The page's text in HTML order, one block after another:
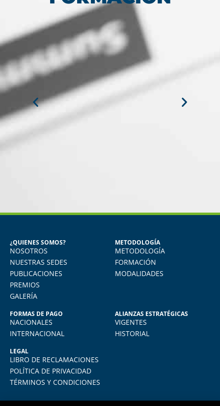
GÓNGORA
Vivo en Arequipa y llevé el diploma con
total comodidad desde mi casa. La
plataforma virtual de FIDE es muy intuitiva
y muy amigable. La enseñanza virtual es
¿QUIENES SOMOS?
NOSOTROS
NUESTRAS SEDES
PUBLICACIONES
PREMIOS
GALERÍA
METODOLOGÍA
METODOLOGÍA
FORMACIÓN
MODALIDADES
FORMAS DE PAGO
NACIONALES
INTERNACIONAL
ALIANZAS ESTRATÉGICAS
VIGENTES
HISTORIAL
LEGAL
LIBRO DE RECLAMACIONES
POLÍTICA DE PRIVACIDAD
TÉRMINOS Y CONDICIONES